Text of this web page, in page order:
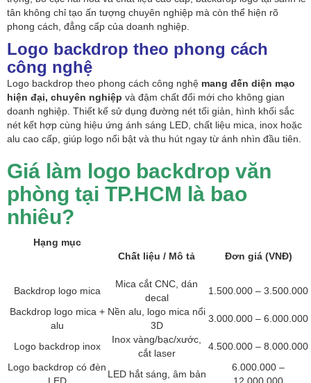
tân không chỉ tạo ấn tượng chuyên nghiệp mà còn thể hiện rõ
phong cách, đẳng cấp của doanh nghiệp.
Logo backdrop theo phong cách
công nghệ
Logo backdrop theo phong cách công nghệ mang đến diện mạo
hiện đại, chuyên nghiệp và đậm chất đổi mới cho không gian
doanh nghiệp. Thiết kế sử dụng đường nét tối giản, hình khối sắc
nét kết hợp cùng hiệu ứng ánh sáng LED, chất liệu mica, inox hoặc
alu cao cấp, giúp logo nổi bật và thu hút ngay từ ánh nhìn đầu tiên.
Giá làm logo backdrop văn
phòng tại TP.HCM là bao
nhiêu?
Hạng mục
Chất liệu / Mô tả
Đơn giá (VNĐ)
Backdrop logo mica
Mica cắt CNC, dán
decal
1.500.000 – 3.500.000
Backdrop logo mica +
alu
Nền alu, logo mica nổi
3D
3.000.000 – 6.000.000
Logo backdrop inox
Inox vàng/bạc/xước,
cắt laser
4.500.000 – 8.000.000
Logo backdrop có đèn
LED hắt sáng, âm bản
6.000.000 –